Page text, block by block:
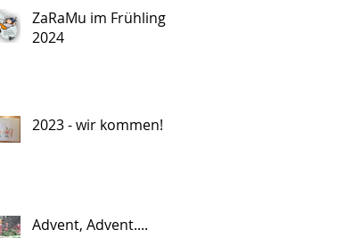
ZaRaMu im Frühling
2024
2023 - wir kommen!
Advent, Advent....